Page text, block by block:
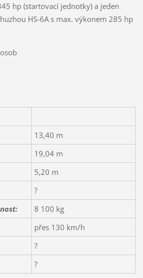
hp (startovací jednotky) a jeden
HS-6A s max. výkonem 285 hp
13,40 m
19,04 m
5,20 m
?
8 100 kg
přes 130 km/h
?
?